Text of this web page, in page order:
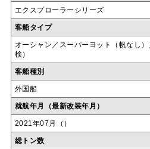
エクスプローラーシリーズ
客船タイプ
オーシャン／スーパーヨット（帆なし
検）
客船種別
外国船
就航年月（最新改装年月）
2021年07月（）
総トン数